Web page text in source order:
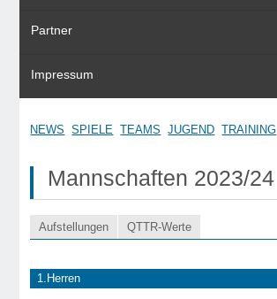
Partner
Impressum
NEWS SPIELE TEAMS JUGEND TRAINING
Mannschaften 2023/24
Aufstellungen QTTR-Werte
1.Herren